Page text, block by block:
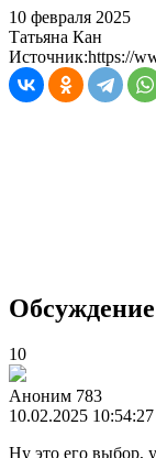
10 февраля 2025
Татьяна Кан
Источник:https://
10
Аноним 783
10.02.2025 10:54:27
Ну это его выбор,